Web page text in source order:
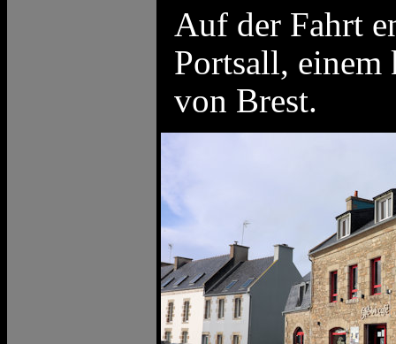
Auf der Fahrt
Portsall, einem
von Brest.